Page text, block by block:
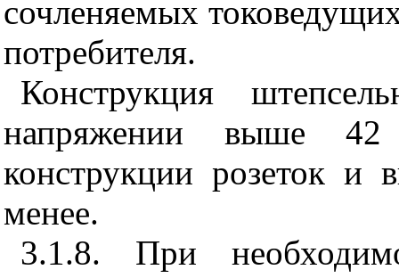
сочленяемых
потребителя.
Конструкция
напряжении выше
конструкции розеток
менее.
3.1.8. При